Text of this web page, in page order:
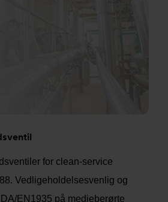
for clean-service
Vedligeholdelsesvenlig og
EN1935 på medieberørte